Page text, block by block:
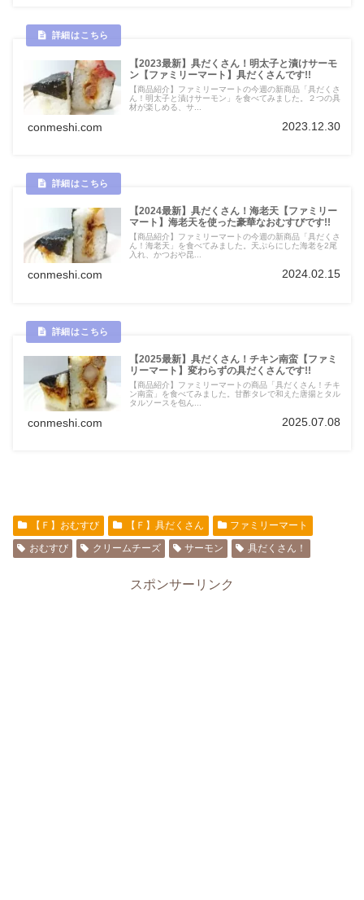
【2023最新】具だくさん！明太子と漬けサーモ
ン【ファミリーマート】具だくさんです!!
【商品紹介】ファミリーマートの今週の新商品「具だくさ
ん！明太子と漬けサーモン」を食べてみました。２つの具
材が楽しめる、サ...
conmeshi.com 2023.12.30
【2024最新】具だくさん！海老天【ファミリー
マート】海老天を使った豪華なおむすびです!!
【商品紹介】ファミリーマートの今週の新商品「具だくさ
ん！海老天」を食べてみました。天ぷらにした海老を2尾
入れ、かつおや昆...
conmeshi.com 2024.02.15
【2025最新】具だくさん！チキン南蛮【ファミ
リーマート】変わらずの具だくさんです!!
【商品紹介】ファミリーマートの商品「具だくさん！チキ
ン南蛮」を食べてみました。甘酢タレで和えた唐揚とタル
タルソースを包ん...
conmeshi.com 2025.07.08
【Ｆ】おむすび 【Ｆ】具だくさん
ファミリーマート
おむすび
クリームチーズ サーモン 具だくさん！
スポンサーリンク